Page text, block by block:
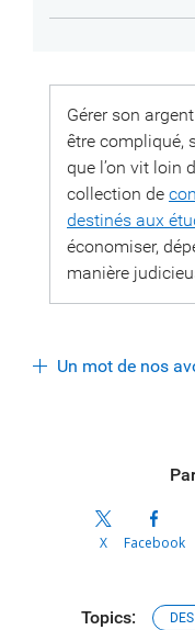
Gérer son
être compliqué,
que l’on vit loin
collection de
destinés aux
économiser,
manière
Un mot de nos
X Facebook
Topics: